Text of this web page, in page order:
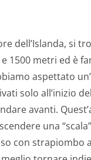
dell’Islanda, si
1500 metri ed è
aspettato
solo all’inizio
avanti.
una
con strapiombo